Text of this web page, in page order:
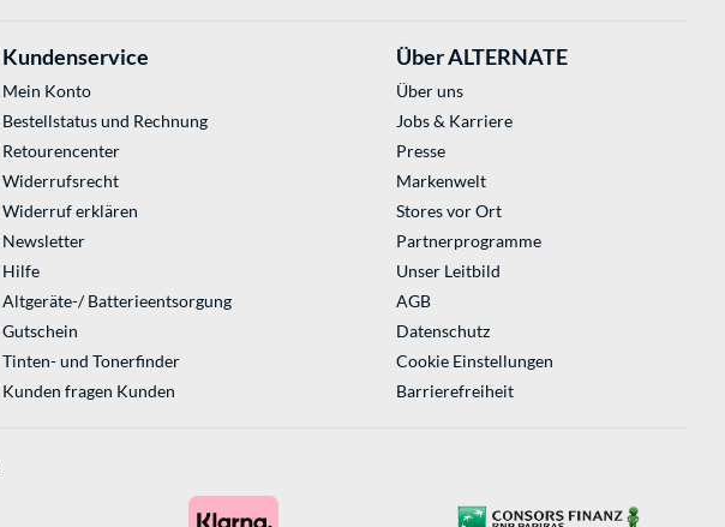
Kundenservice
Mein Konto
Bestellstatus und Rechnung
Retourencenter
Widerrufsrecht
Widerruf erklären
Newsletter
Hilfe
Altgeräte-/ Batterieentsorgung
Gutschein
Tinten- und Tonerfinder
Kunden fragen Kunden
Über ALTERNATE
Über uns
Jobs & Karriere
Presse
Markenwelt
Stores vor Ort
Partnerprogramme
Unser Leitbild
AGB
Datenschutz
Cookie Einstellungen
Barrierefreiheit